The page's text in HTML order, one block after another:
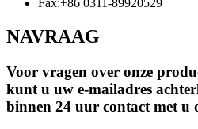
Fax:+86 0311-89920529
NAVRAAG
Voor vragen over onze
kunt u uw e-mailadres
binnen 24 uur contact met u